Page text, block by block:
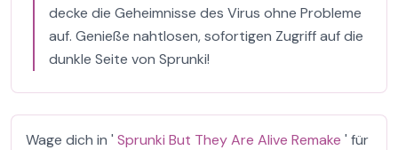
decke die Geheimnisse des Virus ohne Probleme
auf. Genieße nahtlosen, sofortigen Zugriff auf die
dunkle Seite von Sprunki!
Wage dich in ' Sprunki But They Are Alive Remake ' für